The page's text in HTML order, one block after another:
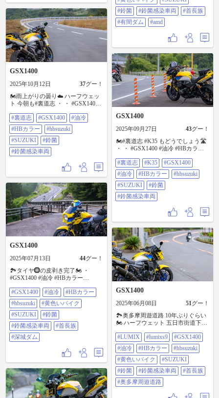
#鈴菌
#鈴菌感染車両
#首長族
#有間ダム
#amd
GSX1400
2025年10月12日 37グー！
🏍️雨上がりの曇り☁️ ハーフウェッ
ト 今朝も#裏道志 ・ ・ #GSX1400 #
#SUZUKI #鈴菌 #鈴菌感染車両
#裏道志 #GSX1400
#油冷
#HBカラー
#hbsuzuki
#SUZUKI
#鈴菌
#鈴菌感染車両
GSX1400
2025年09月27日 43グー！
🏍️#裏道志 #K35 もどうでしょう🛣️
・ ・ #GSX1400 #油冷 #HBカラー
染車両
#裏道志 #K35
#GSX1400
#油冷
#HBカラー
#hbsuzuki
#SUZUKI
#鈴菌
#鈴菌感染車両
GSX1400
2025年07月13日 44グー！
🏞️タイヤ🛞の皮剥き完了🏍️ ・
#GSX1400 #油冷 #HBカラー
#鈴菌 #鈴菌感染車両 #首長族 #深城
ダム
#GSX1400 #油冷
#HBカラー
#hbsuzuki
#黄色いバイク
#SUZUKI
#鈴菌
#鈴菌感染車両
#首長族
#深城ダム
GSX1400
2025年06月08日 51グー！
🏞️奥多摩周遊道路 10年ぶりぐらい
🏍️ ハーフウェット 五日市街道下
ます⚠️ ・ ・ LUMIX S 85mm F1.8
#LUMIX #LUMIXS9 #GSX1400 #油
冷 #HBカラー #hbsuzuki #黄色いバ
イク #SUZUKI #鈴菌 #鈴菌感染車
両 #首長族 #奥多摩周遊道路
#LUMIX #lumixs9
#GSX1400
#油冷
#HBカラー
#hbsuzuki
#黄色いバイク
#SUZUKI
#鈴菌
#鈴菌感染車両
#首長族
#奥多摩周遊道路